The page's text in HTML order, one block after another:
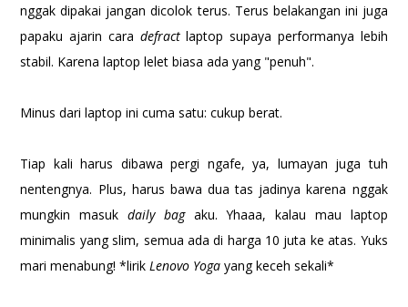
nggak dipakai jangan dicolok terus. Terus belakangan ini juga
papaku ajarin cara defractlaptop supaya performanya lebih
stabil. Karena laptop lelet biasa ada yang "penuh".
Minus dari laptop ini cuma satu: cukup berat.
Tiap kali harus dibawa pergi ngafe, ya, lumayan juga tuh
nentengnya. Plus, harus bawa dua tas jadinya karena nggak
mungkin masuk daily bagaku. Yhaaa, kalau mau laptop
minimalis yang slim, semua ada di harga 10 juta ke atas. Yuks
mari menabung! *lirik Lenovo Yoga yang keceh sekali*